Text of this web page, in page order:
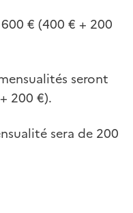
€ (400 € + 200
seront
200 €).
sera de 200